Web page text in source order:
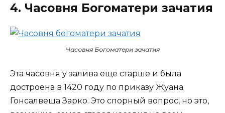
4. Часовня Богоматери зачатия
Часовня Богоматери зачатия
Эта часовня у залива еще старше и была
достроена в 1420 году по приказу Жуана
Гонсалвеша Зарко. Это спорный вопрос, но это,